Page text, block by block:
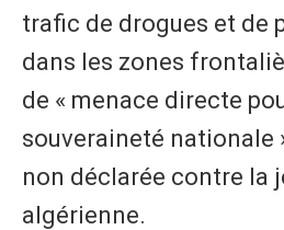
trafic de drogues et de
dans les zones
de « menace directe
souveraineté nationale
non déclarée contre la
algérienne.